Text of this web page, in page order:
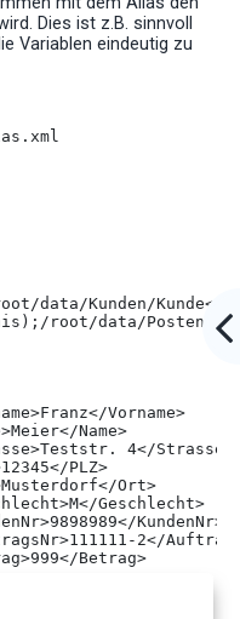
Dies ist z.B. sinnvoll
Variablen eindeutig zu
Kunden/Kunde</
root/data/Posten/
Vorname>
4</Strasse>
PLZ>
Ort>
Geschlecht>
KundenNr>
2</
......